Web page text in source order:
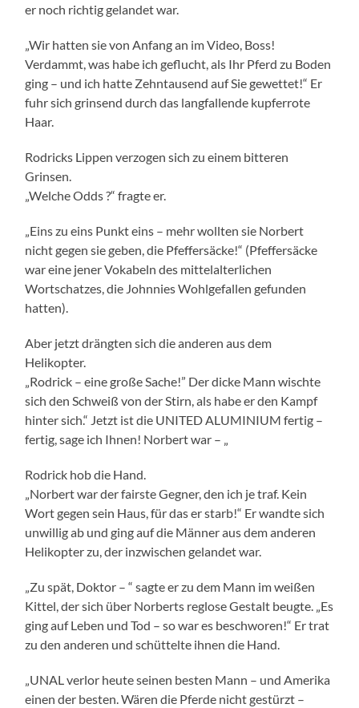
er noch richtig gelandet war.
„Wir hatten sie von Anfang an im Video, Boss!
Verdammt, was habe ich geflucht, als Ihr Pferd zu Boden
ging – und ich hatte Zehntausend auf Sie gewettet!“ Er
fuhr sich grinsend durch das langfallende kupferrote
Haar.
Rodricks Lippen verzogen sich zu einem bitteren
Grinsen.
„Welche Odds ?“ fragte er.
„Eins zu eins Punkt eins – mehr wollten sie Norbert
nicht gegen sie geben, die Pfeffersäcke!“ (Pfeffersäcke
war eine jener Vokabeln des mittelalterlichen
Wortschatzes, die Johnnies Wohlgefallen gefunden
hatten).
Aber jetzt drängten sich die anderen aus dem
Helikopter.
„Rodrick – eine große Sache!” Der dicke Mann wischte
sich den Schweiß von der Stirn, als habe er den Kampf
hinter sich.“ Jetzt ist die UNITED ALUMINIUM fertig –
fertig, sage ich Ihnen! Norbert war – „
Rodrick hob die Hand.
„Norbert war der fairste Gegner, den ich je traf. Kein
Wort gegen sein Haus, für das er starb!“ Er wandte sich
unwillig ab und ging auf die Männer aus dem anderen
Helikopter zu, der inzwischen gelandet war.
„Zu spät, Doktor – “ sagte er zu dem Mann im weißen
Kittel, der sich über Norberts reglose Gestalt beugte. „Es
ging auf Leben und Tod – so war es beschworen!“ Er trat
zu den anderen und schüttelte ihnen die Hand.
„UNAL verlor heute seinen besten Mann – und Amerika
einen der besten. Wären die Pferde nicht gestürzt –